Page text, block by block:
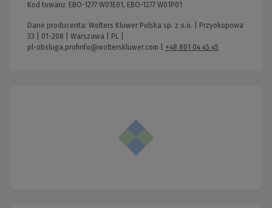
Kod towaru: EBO-1277 W01E01, EBO-1277 W01P01
Dane producenta: Wolters Kluwer Polska sp. z o.o. | Przyokopowa
33 | 01-208 | Warszawa | PL |
pl-obsluga.profinfo@wolterskluwer.com
+48 801 04 45 45